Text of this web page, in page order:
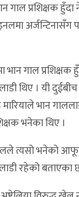
गाल प्रशिक्षक
अर्जन्टिनासँग
भान गाल प्रशिक्षक
थिए । यी
मारियाले भान
भनेका थिए ।
त्यसो भनेको
रहेको बताएका